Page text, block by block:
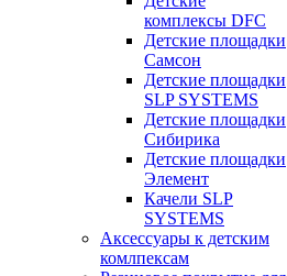
комплексы DFC
Детские площадки
Самсон
Детские площадки
SLP SYSTEMS
Детские площадки
Сибирика
Детские площадки
Элемент
Качели SLP
SYSTEMS
Аксессуары к детским
комлпексам